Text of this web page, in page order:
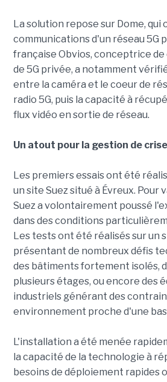
La solution repose sur Dome, qui
communications d'un réseau 5G
française Obvios, conceptrice
de 5G privée, a notamment
entre la caméra et le coeur de
radio 5G, puis la capacité à
flux vidéo en sortie de réseau.
Un atout pour la gestion de crise
Les premiers essais ont été
un site Suez situé à Évreux. Pour
Suez a volontairement poussé
dans des conditions
Les tests ont été réalisés sur un
présentant de nombreux défis
des bâtiments fortement isolés,
plusieurs étages, ou encore des
industriels générant des
environnement proche d'une
L'installation a été menée
la capacité de la technologie à
besoins de déploiement rapides